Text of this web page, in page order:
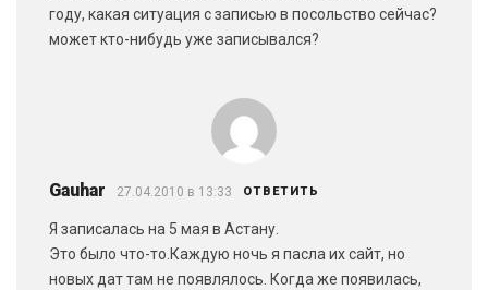
году, какая ситуация с записью в посольство сейчас?
может кто-нибудь уже записывался?
Gauhar 27.04.2010 в 13:33 ОТВЕТИТЬ
Я записалась на 5 мая в Астану.
Это было что-то.Каждую ночь я пасла их сайт, но
новых дат там не появлялось. Когда же появилась,